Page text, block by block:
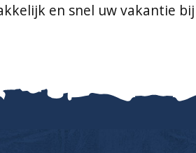
en snel uw vakantie